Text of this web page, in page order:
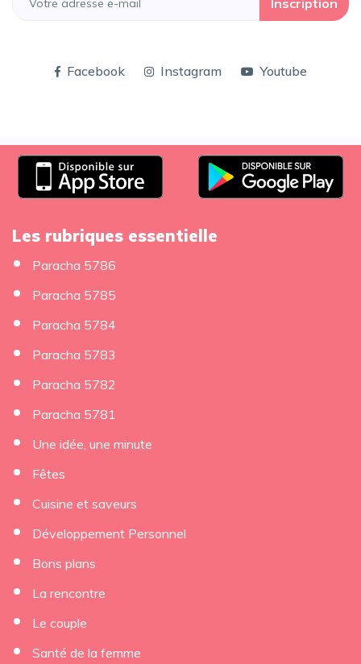
Facebook Instagram Youtube
Les rubriques essentielle
Paracha 5786
Paracha 5785
Paracha 5784
Paracha 5783
Paracha 5782
Paracha 5781
Une idée, une minute
Fêtes
Cuisine et saveurs
Développement Personnel
Bons plans
La rencontre
Le couple
Santé de la femme